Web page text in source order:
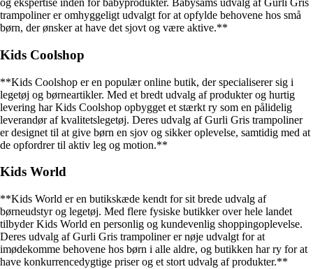
og ekspertise inden for babyprodukter. Babysams udvalg af Gurli Gris
trampoliner er omhyggeligt udvalgt for at opfylde behovene hos små
børn, der ønsker at have det sjovt og være aktive.**
Kids Coolshop
**Kids Coolshop er en populær online butik, der specialiserer sig i
legetøj og børneartikler. Med et bredt udvalg af produkter og hurtig
levering har Kids Coolshop opbygget et stærkt ry som en pålidelig
leverandør af kvalitetslegetøj. Deres udvalg af Gurli Gris trampoliner
er designet til at give børn en sjov og sikker oplevelse, samtidig med at
de opfordrer til aktiv leg og motion.**
Kids World
**Kids World er en butikskæde kendt for sit brede udvalg af
børneudstyr og legetøj. Med flere fysiske butikker over hele landet
tilbyder Kids World en personlig og kundevenlig shoppingoplevelse.
Deres udvalg af Gurli Gris trampoliner er nøje udvalgt for at
imødekomme behovene hos børn i alle aldre, og butikken har ry for at
have konkurrencedygtige priser og et stort udvalg af produkter.**